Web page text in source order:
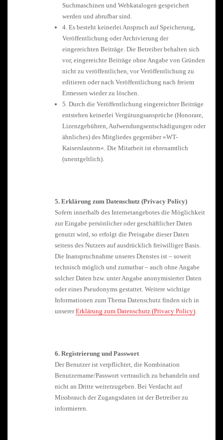
Suchmaschinen und Webkatalogen gespeichert
werden und abrufbar sind.
4. Es besteht keinerlei Anspruch auf Speicherung,
Veröffentlichung oder Archivierung der
eingereichten Beiträge. Die Betreiber behalten sich
vor, eingereichte Beiträge ohne Angabe von Gründen
nicht zu veröffentlichen, vor Veröffentlichung zu
editieren oder nach Veröffentlichung nach freiem
Ermessen wieder zu löschen.
5. Durch die Veröffentlichung eingereichter Beiträge
entstehen keinerlei Vergütungsansprüche (Honorare,
Lizenzgebühren, Aufwendungsentschädigungen oder
ähnliches) des Mitgliedes gegenüber »WT-
Kaiserslautern«. Die Mitarbeit ist ehrenamtlich
(unentgeltlich).
5. Erklärung zum Datenschutz (Privacy Policy)
Sofern innerhalb des Internetangebotes die Möglichkeit
zur Eingabe persönlicher oder geschäftlicher Daten
genutzt wird, so erfolgt die Preisgabe dieser Daten
seitens des Nutzers auf ausdrücklich freiwilliger Basis.
Die Inanspruchnahme unseres Dienstes ist – soweit
technisch möglich und zumutbar – auch ohne Angabe
solcher Daten bzw. unter Angabe anonymisierter Daten
oder eines Pseudonyms gestattet. Weitere wichtige
Informationen zum Thema Datenschutz finden sich in
unsererErklärung zum Datenschutz (Privacy Policy).
6. Registrierung und Passwort
Der Benutzer ist verpflichtet, die Kombination
Benutzername/Passwort vertraulich zu behandeln und
nicht an Dritte weiterzugeben. Bei Verdacht auf
Missbrauch der Zugangsdaten ist der Betreiber zu
informieren.